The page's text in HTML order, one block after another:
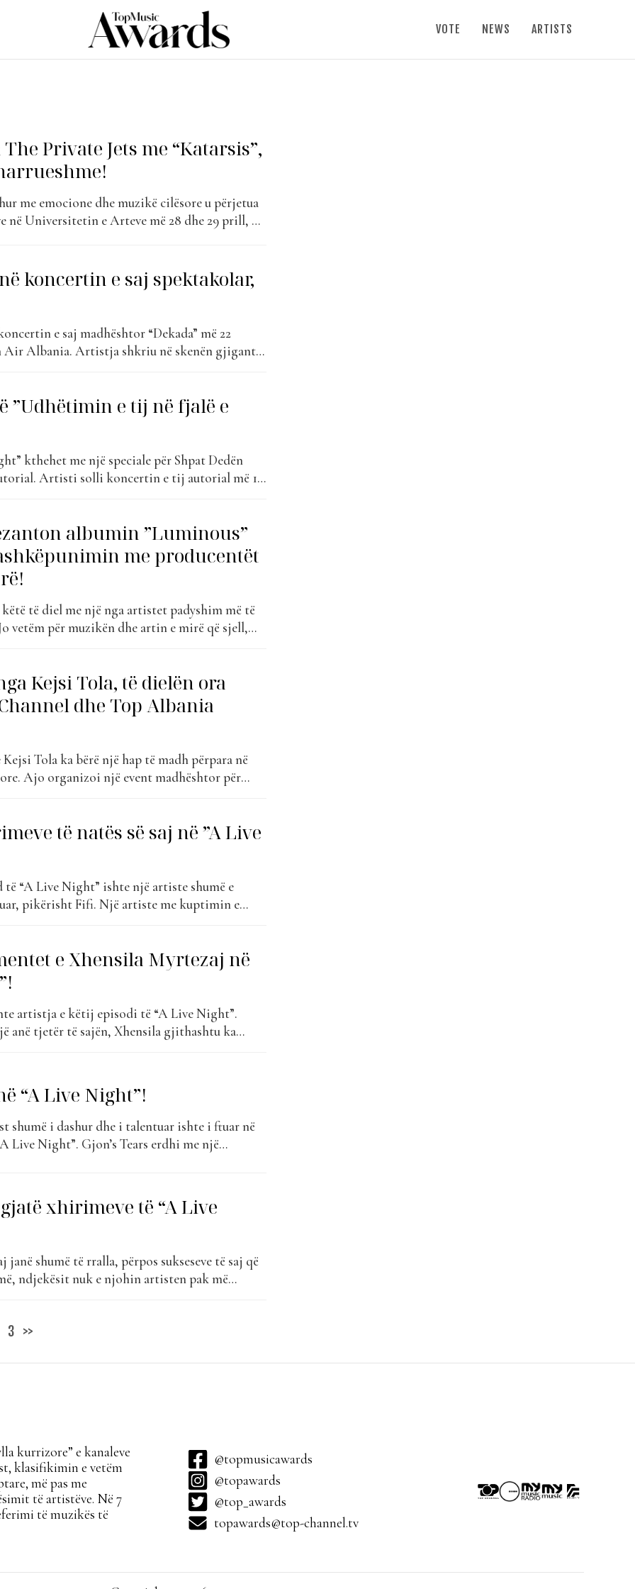
VOTE NEWS ARTISTS
Private Jets me “Katarsis”,
me emocione dhe muzikë cilësore u përjetua
në Universitetin e Arteve më 28 dhe 29 prill, ku
një...koncertin e saj spektakolar,
e saj madhështor “Dekada” më 22
Air Albania. Artistja shkriu në skenën gjigante,
e mijëra njerëzve që i...
”Udhëtimin e tij në fjalë e
kthehet me një speciale për Shpat Dedën
Artisti solli koncertin e tij autorial më 19
albumin ”Luminous”
me producentët
të diel me një nga artistet padyshim më të
vetëm për muzikën dhe artin e mirë që sjell,
Kejsi Tola, të dielën ora
dhe Top Albania
Tola ka bërë një hap të madh përpara në
Ajo organizoi një event madhështor për
nuk munguan dashamirësit e...
të natës së saj në ”A Live
të “A Live Night” ishte një artiste shumë e
pikërisht Fifi. Një artiste me kuptimin e
e Xhensila Myrtezaj në
artistja e këtij episodi të “A Live Night”.
anë tjetër të sajën, Xhensila gjithashtu ka
“A Live Night”!
shumë i dashur dhe i talentuar ishte i ftuar në
Live Night”. Gjon’s Tears erdhi me një
xhirimeve të “A Live
janë shumë të rralla, përpos sukseseve të saj që
ndjekësit nuk e njohin artisten pak më
për Top...
3 >>
kurrizore” e kanaleve
klasifikimin e vetëm
më pas me
të artistëve. Në 7
të muzikës të
@topmusicawards
@topawards
@top_awards
topawards@top-channel.tv